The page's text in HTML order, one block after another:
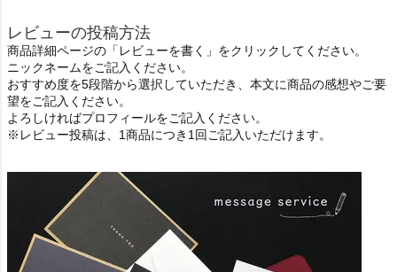
レビューの投稿方法
商品詳細ページの「レビューを書く」をクリックしてください。
ニックネームをご記入ください。
おすすめ度を5段階から選択していただき、本文に商品の感想やご要
望をご記入ください。
よろしければプロフィールをご記入ください。
※レビュー投稿は、1商品につき1回ご記入いただけます。